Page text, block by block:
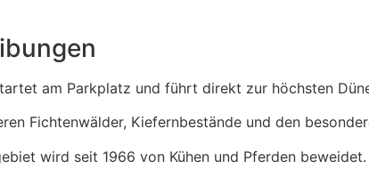
am Parkplatz und führt direkt zur höchsten
Fichtenwälder, Kiefernbestände und den
wird seit 1966 von Kühen und Pferden beweidet.